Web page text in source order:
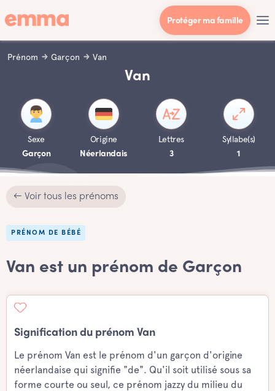
Protéger ma famille
Prénom Garçon Van
Van
Sexe
Garçon
Origine
Néerlandais
Lettres
3
Syllabe(s)
1
← Voir tous les prénoms
PRÉNOM DE BÉBÉ
Van est un prénom de Garçon
Signification du prénom Van
Le prénom Van est le prénom d'un garçon d'origine
néerlandaise qui signifie "de". Qu'il soit utilisé sous sa
forme courte ou seul, ce prénom jazzy du milieu du